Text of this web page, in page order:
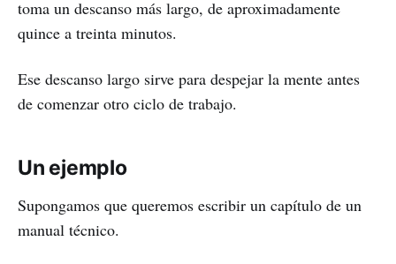
toma un descanso más largo, de aproximadamente
quince a treinta minutos.
Ese descanso largo sirve para despejar la mente antes
de comenzar otro ciclo de trabajo.
Un ejemplo
Supongamos que queremos escribir un capítulo de un
manual técnico.